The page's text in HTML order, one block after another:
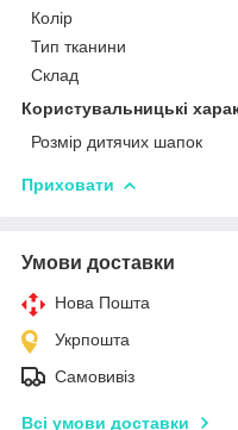
Колір
Тип тканини
Склад
Користувальницькі
Розмір дитячих шапок
Приховати
Умови доставки
Нова Пошта
Укрпошта
Самовивіз
Всі умови доставки